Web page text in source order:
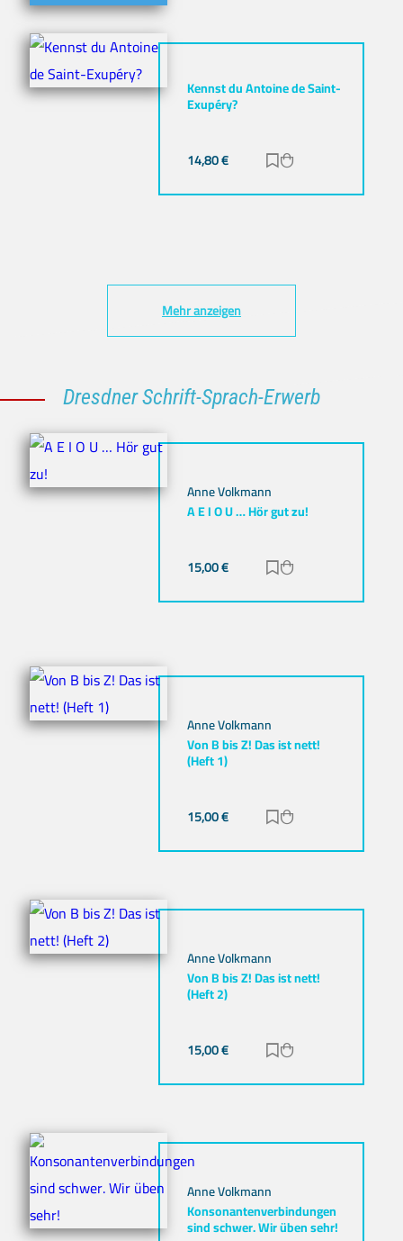
Kennst du Antoine de Saint-
Exupéry?
14,80€ Zur Merkliste
Mehr anzeigen
Dresdner Schrift-Sprach-Erwerb
Anne Volkmann
A E I O U … Hör gut zu!
15,00€ Zur Merkliste
Anne Volkmann
Von B bis Z! Das ist nett!
(Heft 1)
15,00€ Zur Merkliste
Anne Volkmann
Von B bis Z! Das ist nett!
(Heft 2)
15,00€ Zur Merkliste
Anne Volkmann
Konsonantenverbindungen
sind schwer. Wir üben sehr!